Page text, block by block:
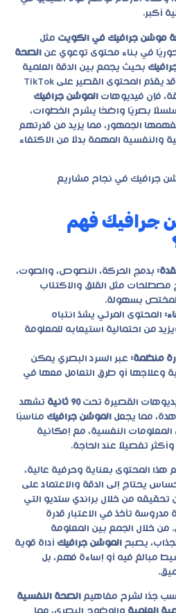
أكبر.
موشن جرافيك في الكويت مثل
في بناء محتوى توعوي عن الصحة
بحيث يجمع بين الدقة العلمية
والجاذبية البصرية. ففي حين قد يقدّم المحتوى القصير على TikTok
فإن فيديوهات الموشن جرافيك
بصريًا واضحًا يشرح الخطوات،
الجمهور، مما يزيد من قدرتهم
والنفسية المهمة بدلًا من الاكتفاء
جرافيك في نجاح مشاريع
جرافيك فهم
بدمج الحركة، النصوص، والصوت،
مثل القلق والاكتئاب
بسهولة.
المحتوى المرئي يشدّ انتباه
من احتمالية استيعابه للمعلومة
منظمة: عبر السرد البصري يمكن
وعلاجها أو طرق التعامل معها في
القصيرة تحت90 ثانية
تشهد
مما يجعل الموشن جرافيك مناسبًا
المعلومات النفسية، مع إمكانية
تفصيلًا عند الحاجة.
هذا المحتوى بعناية وحرفية عالية،
يحتاج إلى الدقة والاعتماد على
تحقيقه من خلال براندي ستديو التي
مدروسة تأخذ في الاعتبار قدرة
من خلال الجمع بين المعلومة
يصبح الموشن جرافيك أداة قوية
مبالغ فيه أو إساءة فهم، بل
جدًا لشرح مفاهيم الصحة النفسية